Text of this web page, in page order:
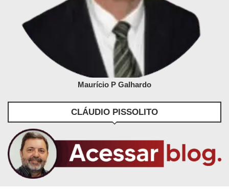
Maurício P Galhardo
CLÁUDIO PISSOLITO